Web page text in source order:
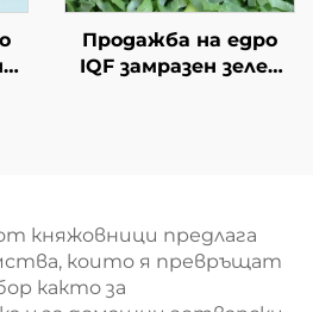
Продажба на едро
IQF замразен зелен
княжовници предлага
които я превръщат
както за